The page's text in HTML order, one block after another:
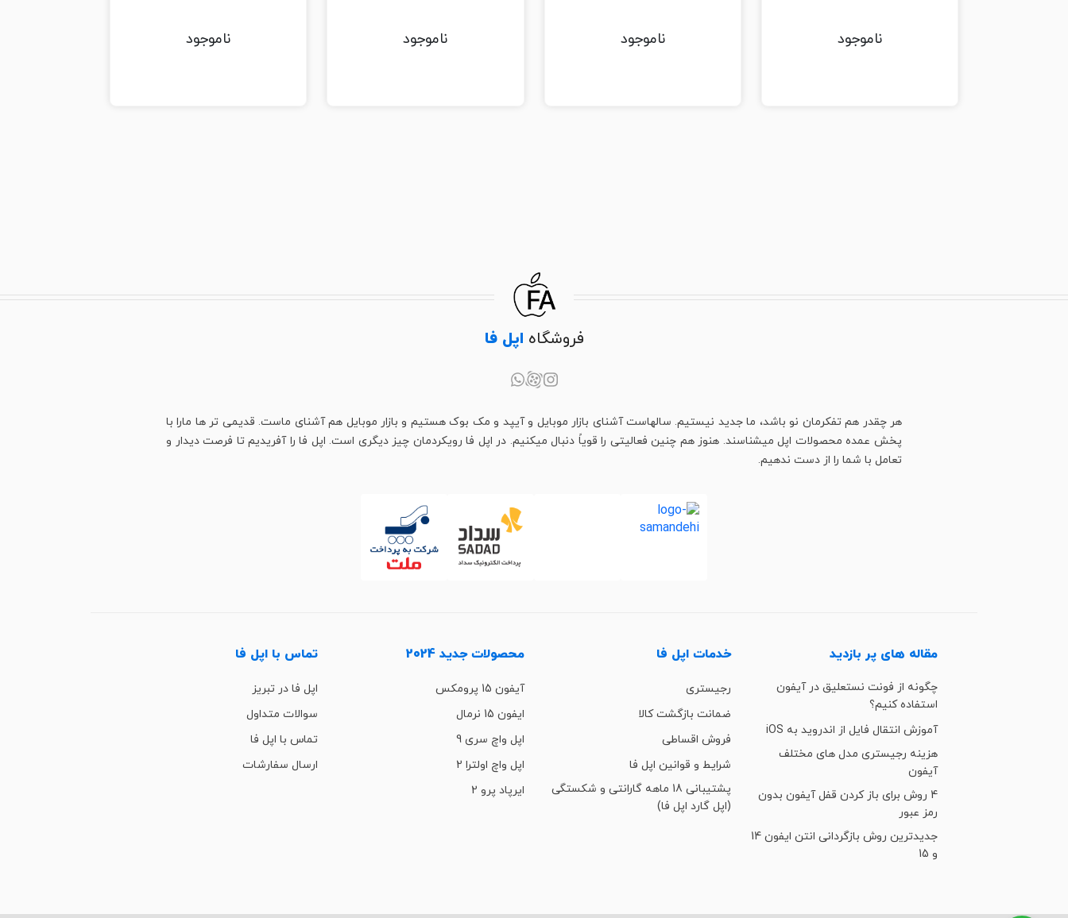
ناموجود ناموجود ناموجود ناموجود
فروشگاه اپل فا
هر چقدر هم تفکرمان نو باشد، ما جدید نیستیم. سالهاست آشنای بازار موبایل و آیپد و مک بوک هستیم و بازار موبایل هم آشنای ماست. قدیمی تر ها مارا با
پخش عمده محصولات اپل میشناسند. هنوز هم چنین فعالیتی را قویاً دنبال میکنیم. در اپل فا رویکردمان چیز دیگری است. اپل فا را آفریدیم تا فرصت دیدار و
تعامل با شما را از دست ندهیم.
مقاله های پر بازدید
چگونه از فونت نستعلیق در آیفون
استفاده کنیم؟
آموزش انتقال فایل از اندروید به iOS
هزینه رجیستری مدل های مختلف
آیفون
4 روش برای باز کردن قفل آیفون بدون
رمز عبور
جدیدترین روش بازگردانی انتن ایفون 14
و 15
خدمات اپل فا
رجیستری
ضمانت بازگشت کالا
فروش اقساطی
شرایط و قوانین اپل فا
پشتیبانی 18 ماهه گارانتی و شکستگی
(اپل گارد اپل فا)
محصولات جدید 2024
آیفون 15 پرومکس
ایفون 15 نرمال
اپل واچ سری 9
اپل واچ اولترا 2
ایرپاد پرو 2
تماس با اپل فا
اپل فا در تبریز
سوالات متداول
تماس با اپل فا
ارسال سفارشات